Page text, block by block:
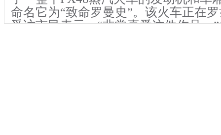
命名它为“致命罗曼史”。该火车正在
受访市民表示，“非常喜爱这件作品。